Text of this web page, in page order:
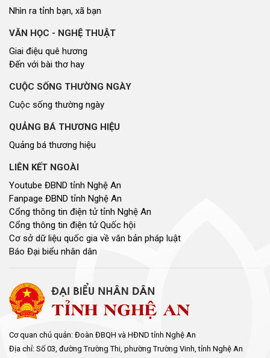
Nhìn ra tỉnh bạn, xã bạn
VĂN HỌC - NGHỆ THUẬT
Giai điệu quê hương
Đến với bài thơ hay
CUỘC SỐNG THƯỜNG NGÀY
Cuộc sống thường ngày
QUẢNG BÁ THƯƠNG HIỆU
Quảng bá thương hiệu
LIÊN KẾT NGOÀI
Youtube ĐBND tỉnh Nghệ An
Fanpage ĐBND tỉnh Nghệ An
Cổng thông tin điện tử tỉnh Nghệ An
Cổng thông tin điện tử Quốc hội
Cơ sở dữ liệu quốc gia về văn bản pháp luật
Báo Đại biểu nhân dân
Cơ quan chủ quản: Đoàn ĐBQH và HĐND tỉnh Nghệ An
Địa chỉ: Số 03, đường Trường Thi, phường Trường Vinh, tỉnh Nghệ An